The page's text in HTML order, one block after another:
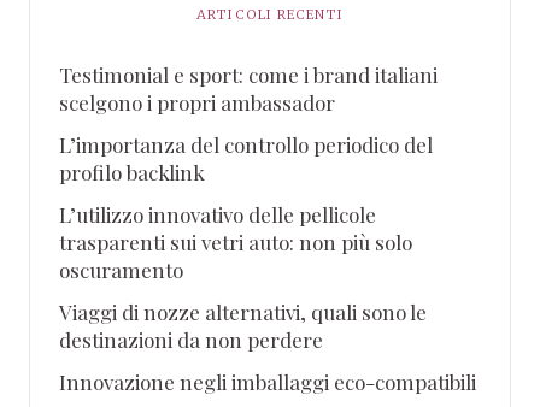
ARTICOLI RECENTI
Testimonial e sport: come i brand italiani
scelgono i propri ambassador
L’importanza del controllo periodico del
profilo backlink
L’utilizzo innovativo delle pellicole
trasparenti sui vetri auto: non più solo
oscuramento
Viaggi di nozze alternativi, quali sono le
destinazioni da non perdere
Innovazione negli imballaggi eco-compatibili